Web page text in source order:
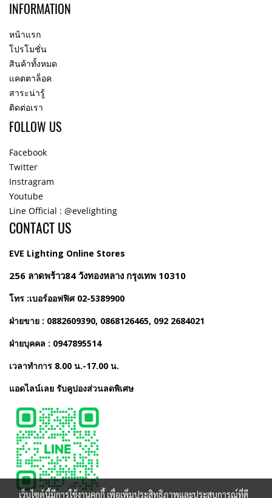
INFORMATION
หน้าแรก
โปรโมชั่น
สินค้าทั้งหมด
แคตตาล็อค
สาระน่ารู้
ติดต่อเรา
FOLLOW US
Facebook
Twitter
Instragram
Youtube
Line Official : @evelighting
CONTACT US
EVE Lighting Online Stores
256 ลาดพร้าว84 วังทองหลาง กรุงเทพ 10310
โทร :เบอร์ออฟฟิศ 02-5389900
ฝ่ายขาย : 0882609390, 0868126465, 092 2684021
ฝ่ายบุคคล : 0947895514
เวลาทำการ 8.00 น.-17.00 น.
แอดไลน์เลย รับคูปองส่วนลดพิเศษ
เว็บไซต์นี้มีการใช้งานคุกกี้ เพื่อเพิ่มประสิทธิภาพและประสบการณ์ที่ดี